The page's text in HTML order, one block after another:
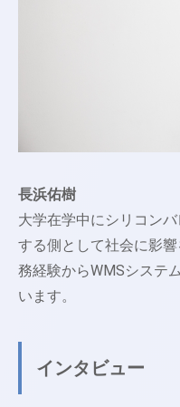
長浜佑樹
大学在学中にシリコン
する側として社会に影
務経験からWMSシステ
います。
インタビュー